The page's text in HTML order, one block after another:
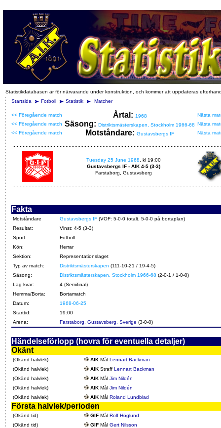
Statistikdatabasen är för närvarande under konstruktion, och kommer att uppdateras
Startsida
Fotboll Statistik Matcher
<< Föregående match Årtal: 1968
Nästa
<< Föregående match Säsong: Distriktsmästerskapen, Stockholm 1966-68 Nästa
<< Föregående match
Motståndare: Gustavsbergs IF Nästa
Tuesday 25 June 1968 , kl 19:00
Gustavsbergs IF - AIK 4-5 (3-3)
Farstaborg, Gustavsberg
Fakta
Motståndare Gustavsbergs IF (VOF: 5-0-0 totalt, 5-0-0 på bortaplan)
Resultat:
Vinst: 4-5 (3-3)
Sport:
Fotboll
Kön:
Herrar
Sektion:
Representationslaget
Typ av match:
Distriktsmästerskapen (111-10-21 / 19-4-5)
Säsong:
Distriktsmästerskapen, Stockholm 1966-68 (2-0-1 / 1-0-0)
Lag kvar:
4 (Semifinal)
Hemma/Borta:
Bortamatch
Datum:
1968-06-25
Starttid:
19:00
Arena:
Farstaborg, Gustavsberg, Sverige (3-0-0)
Händelseförlopp (hovra för eventuella detaljer)
Okänt
(Okänd halvlek) AIK Mål Lennart Backman
(Okänd halvlek)
AIK Straff Lennart Backman
(Okänd halvlek)
AIK Mål Jim Nildén
(Okänd halvlek)
AIK Mål Jim Nildén
(Okänd halvlek)
AIK Mål Roland Lundblad
Första halvlek/perioden
(Okänd tid) GIF Mål Rolf Höglund
(Okänd tid)
GIF Mål Gert Nilsson